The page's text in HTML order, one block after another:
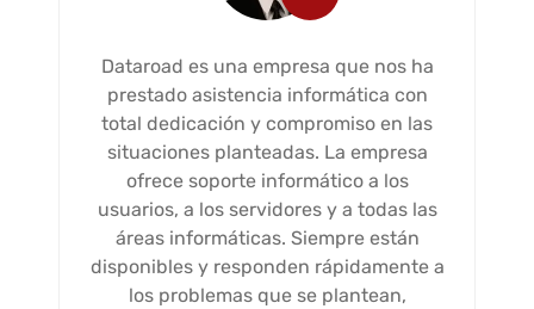
Dataroad es una empresa que nos ha
prestado asistencia informática con
total dedicación y compromiso en las
situaciones planteadas. La empresa
ofrece soporte informático a los
usuarios, a los servidores y a todas las
áreas informáticas. Siempre están
disponibles y responden rápidamente a
los problemas que se plantean,